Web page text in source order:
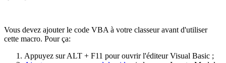
Vous devez ajouter le code VBA à votre classeur avant d'utiliser
cette macro. Pour ça:
Appuyez sur ALT + F11 pour ouvrir l'éditeur Visual Basic ;